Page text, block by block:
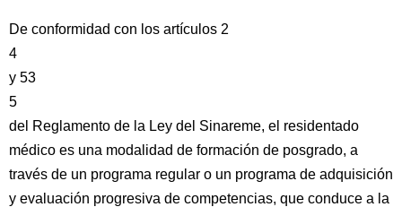
De conformidad con los artículos 2
4
y 53
5
del Reglamento de la Ley del Sinareme, el residentado
médico es una modalidad de formación de posgrado, a
través de un programa regular o un programa de adquisición
y evaluación progresiva de competencias, que conduce a la